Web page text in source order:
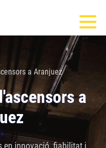
a Aranjuez
a
en innovació, fiabilitat i